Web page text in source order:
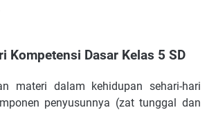
Kompetensi Dasar Kelas 5 SD
materi dalam kehidupan sehari-hari
penyusunnya (zat tunggal dan